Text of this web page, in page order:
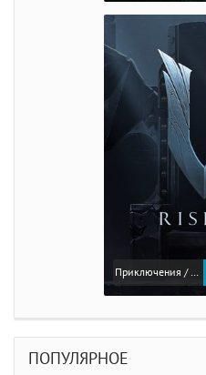
Приключения / Экшен
ПОПУЛЯРНОЕ